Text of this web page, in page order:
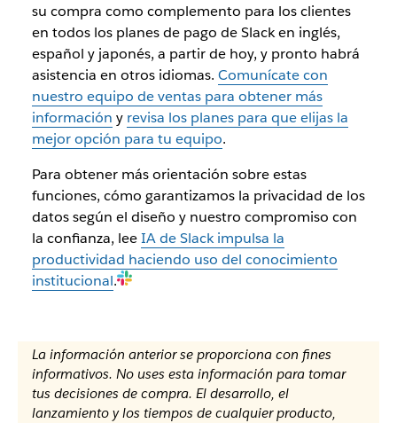
su compra como complemento para los clientes
en todos los planes de pago de Slack en inglés,
español y japonés, a partir de hoy, y pronto habrá
asistencia en otros idiomas. Comunícate con
nuestro equipo de ventas para obtener más
información y revisa los planes para que elijas la
mejor opción para tu equipo.
Para obtener más orientación sobre estas
funciones, cómo garantizamos la privacidad de los
datos según el diseño y nuestro compromiso con
la confianza, leeIA de Slack impulsa la
productividad haciendo uso del conocimiento
institucional.
La información anterior se proporciona con fines
informativos. No uses esta información para tomar
tus decisiones de compra. El desarrollo, el
lanzamiento y los tiempos de cualquier producto,